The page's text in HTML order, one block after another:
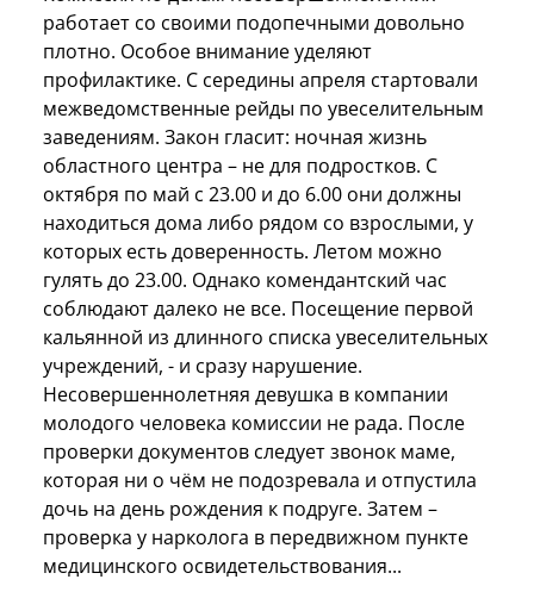
работает со своими подопечными довольно
плотно. Особое внимание уделяют
профилактике. С середины апреля стартовали
межведомственные рейды по увеселительным
заведениям. Закон гласит: ночная жизнь
областного центра – не для подростков. С
октября по май с 23.00 и до 6.00 они должны
находиться дома либо рядом со взрослыми, у
которых есть доверенность. Летом можно
гулять до 23.00. Однако комендантский час
соблюдают далеко не все. Посещение первой
кальянной из длинного списка увеселительных
учреждений, - и сразу нарушение.
Несовершеннолетняя девушка в компании
молодого человека комиссии не рада. После
проверки документов следует звонок маме,
которая ни о чём не подозревала и отпустила
дочь на день рождения к подруге. Затем –
проверка у нарколога в передвижном пункте
медицинского освидетельствования...